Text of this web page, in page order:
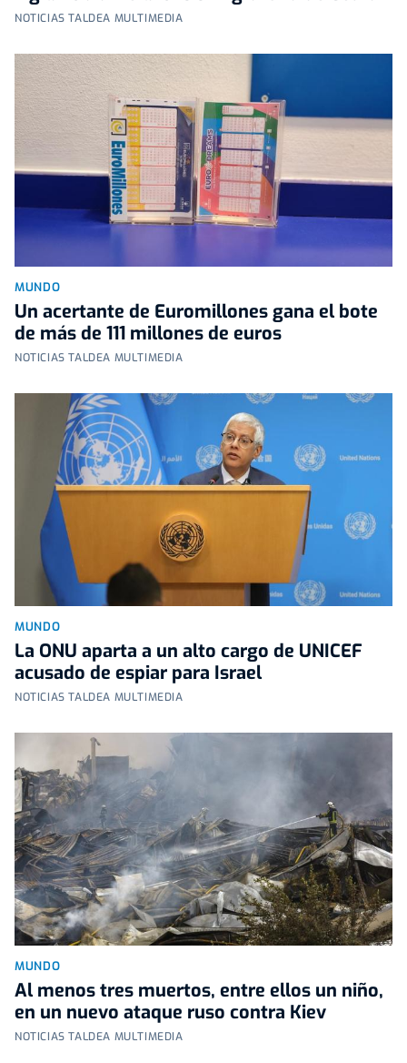
NOTICIAS TALDEA MULTIMEDIA
MUNDO
Un acertante de Euromillones gana el bote
de más de 111 millones de euros
NOTICIAS TALDEA MULTIMEDIA
MUNDO
La ONU aparta a un alto cargo de UNICEF
acusado de espiar para Israel
NOTICIAS TALDEA MULTIMEDIA
MUNDO
Al menos tres muertos, entre ellos un niño,
en un nuevo ataque ruso contra Kiev
NOTICIAS TALDEA MULTIMEDIA